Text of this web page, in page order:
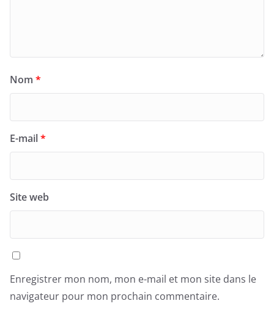
Nom *
E-mail*
Site web
Enregistrer mon nom, mon e-mail et mon site dans le
navigateur pour mon prochain commentaire.